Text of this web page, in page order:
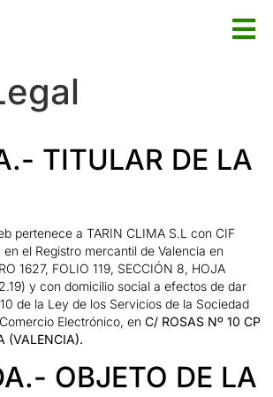
TITULAR DE LA
pertenece a TARIN CLIMA S.L con CIF
el Registro mercantil de Valencia en
1627, FOLIO 119, SECCIÓN 8, HOJA
y con domicilio social a efectos de dar
de la Ley de los Servicios de la Sociedad
Electrónico, en C/ ROSAS Nº 10 CP
(VALENCIA).
OBJETO DE LA